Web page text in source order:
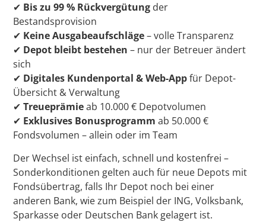
✔ Bis zu 99 % Rückvergütung der
Bestandsprovision
✔ Keine Ausgabeaufschläge– volle Transparenz
✔ Depot bleibt bestehen – nur der Betreuer ändert
sich
✔ Digitales Kundenportal & Web-Appfür Depot-
Übersicht & Verwaltung
✔Treueprämieab 10.000 € Depotvolumen
✔ Exklusives Bonusprogramm ab 50.000 €
Fondsvolumen – allein oder im Team
Der Wechsel ist einfach, schnell und kostenfrei –
Sonderkonditionen gelten auch für neue Depots mit
Fondsübertrag, falls Ihr Depot noch bei einer
anderen Bank, wie zum Beispiel der ING, Volksbank,
Sparkasse oder Deutschen Bank gelagert ist.